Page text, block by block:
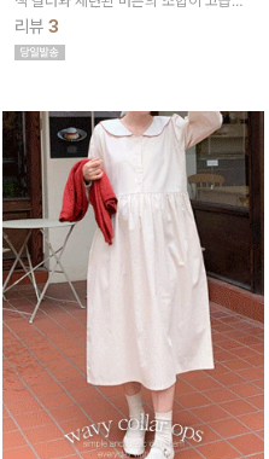
소장욕구를 일으키는 트위드 스타일의
가디건이에요~ 원피스나 스커트와 함께
활용하시면 센스있는 룩을 완성하실 수
있어요
리뷰 3